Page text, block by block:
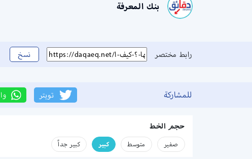
بنك المعرفة
رابط مختصر نسخ
للمشاركة تويتر
حجم الخط
صفير متوسط كبير كبير جداً